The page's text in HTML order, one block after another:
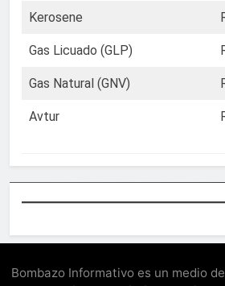
Kerosene
Gas Licuado (GLP)
Gas Natural (GNV)
Avtur
Bombazo Informativo es un medio